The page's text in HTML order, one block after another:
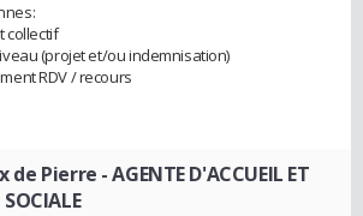
collectif
(projet et/ou indemnisation)
RDV / recours
de Pierre - AGENTE D'ACCUEIL ET